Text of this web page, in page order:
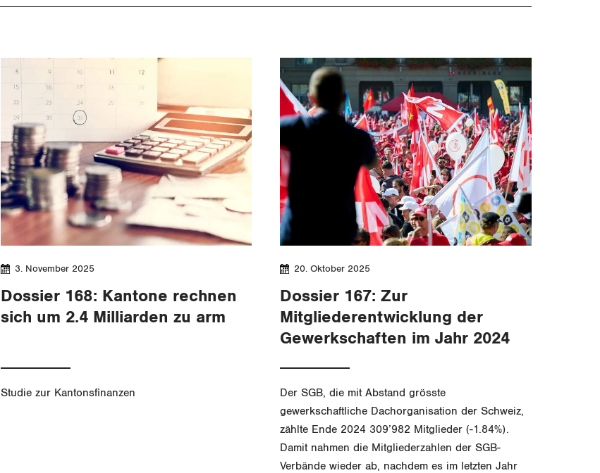
Dossier 168: Kantone rechnen
sich um 2.4 Milliarden zu arm
3. November 2025
Studie zur Kantonsfinanzen
Dossier 167: Zur
Mitgliederentwicklung der
Gewerkschaften im Jahr 2024
20. Oktober 2025
Der SGB, die mit Abstand grösste
gewerkschaftliche Dachorganisation der Schweiz,
zählte Ende 2024 309’982 Mitglieder (-1.84%).
Damit nahmen die Mitgliederzahlen der SGB-
Verbände wieder ab, nachdem es im letzten Jahr